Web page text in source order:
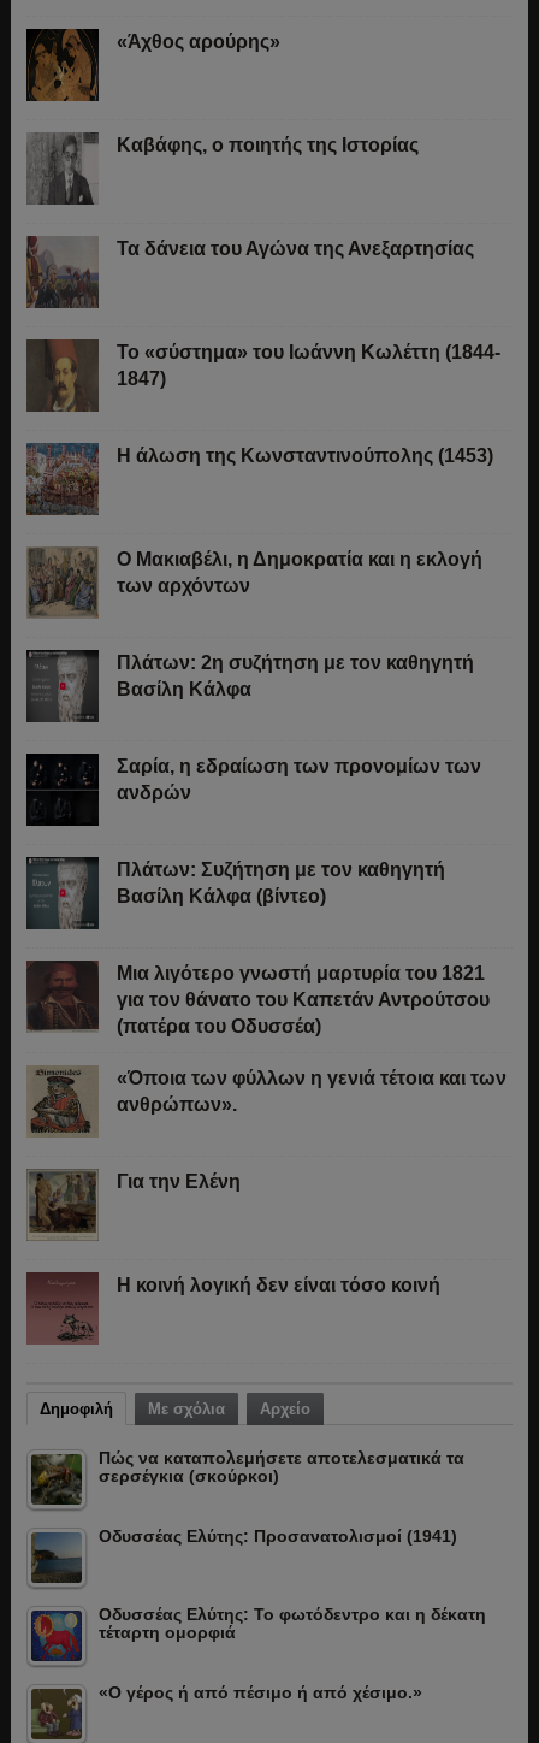
«Άχθος αρούρης»
Καβάφης, ο ποιητής της Ιστορίας
Τα δάνεια του Αγώνα της Ανεξαρτησίας
Το «σύστημα» του Ιωάννη Κωλέττη (1844-
1847)
Η άλωση της Κωνσταντινούπολης (1453)
Ο Μακιαβέλι, η Δημοκρατία και η εκλογή
των αρχόντων
Πλάτων: 2η συζήτηση με τον καθηγητή
Βασίλη Κάλφα
Σαρία, η εδραίωση των προνομίων των
ανδρών
Πλάτων: Συζήτηση με τον καθηγητή
Βασίλη Κάλφα (βίντεο)
Μια λιγότερο γνωστή μαρτυρία του 1821
για τον θάνατο του Καπετάν Αντρούτσου
(πατέρα του Οδυσσέα)
«Όποια των φύλλων η γενιά τέτοια και των
ανθρώπων».
Για την Ελένη
Η κοινή λογική δεν είναι τόσο κοινή
Δημοφιλή Με σχόλια Αρχείο
Πώς να καταπολεμήσετε αποτελεσματικά τα
σερσέγκια (σκούρκοι)
Οδυσσέας Ελύτης: Προσανατολισμοί (1941)
Οδυσσέας Ελύτης: Το φωτόδεντρο και η δέκατη
τέταρτη ομορφιά
«Ο γέρος ή από πέσιμο ή από χέσιμο.»